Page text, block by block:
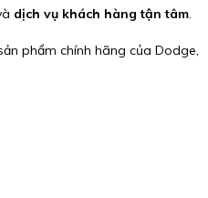
dịch vụ khách hàng tận tâm.
phẩm chính hãng của Dodge,